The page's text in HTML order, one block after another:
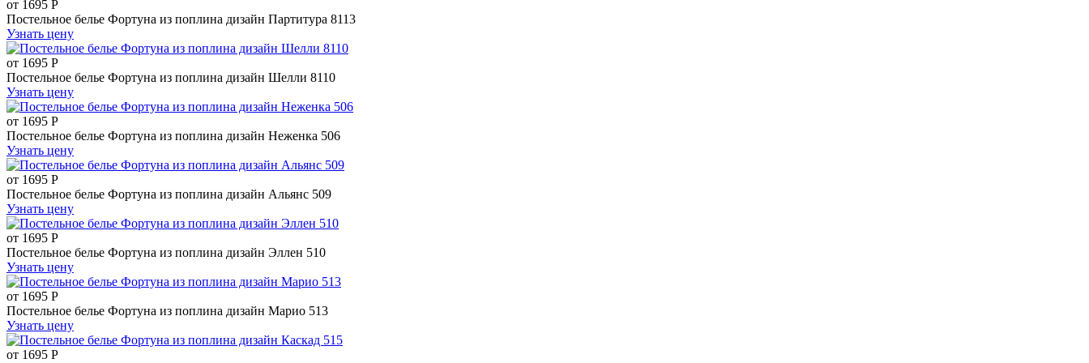
от 1695 Р
Постельное белье Фортуна из поплина дизайн Партитура 8113
Узнать цену
от 1695 Р
Постельное белье Фортуна из поплина дизайн Шелли 8110
Узнать цену
от 1695 Р
Постельное белье Фортуна из поплина дизайн Неженка 506
Узнать цену
от 1695 Р
Постельное белье Фортуна из поплина дизайн Альянс 509
Узнать цену
от 1695 Р
Постельное белье Фортуна из поплина дизайн Эллен 510
Узнать цену
от 1695 Р
Постельное белье Фортуна из поплина дизайн Марио 513
Узнать цену
от 1695 Р